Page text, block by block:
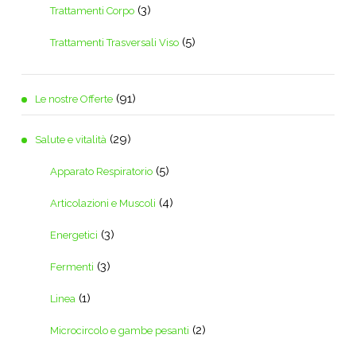
Trattamenti Corpo (3)
Trattamenti Trasversali Viso (5)
Le nostre Offerte (91)
Salute e vitalità (29)
Apparato Respiratorio (5)
Articolazioni e Muscoli (4)
Energetici (3)
Fermenti (3)
Linea (1)
Microcircolo e gambe pesanti (2)